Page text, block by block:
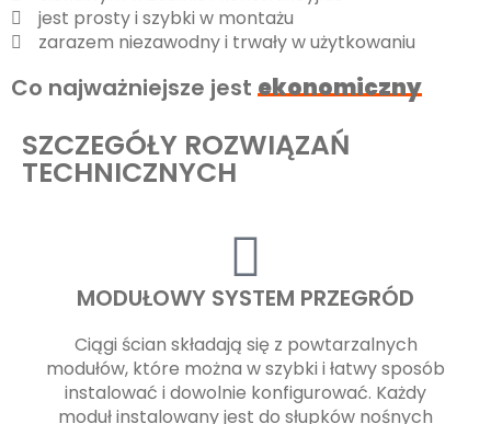
jest prosty i szybki w montażu
zarazem niezawodny i trwały w użytkowaniu
Co najważniejsze jest ekonomiczny
SZCZEGÓŁY ROZWIĄZAŃ
TECHNICZNYCH
MODUŁOWY SYSTEM PRZEGRÓD
Ciągi ścian składają się z powtarzalnych
modułów, które można w szybki i łatwy sposób
instalować i dowolnie konfigurować. Każdy
moduł instalowany jest do słupków nośnych